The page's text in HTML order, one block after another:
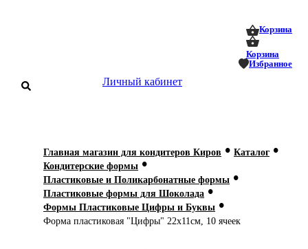
Корзина
Корзина
Избранное
Личный кабинет
Главная магазин для кондитеров Киров • Каталог •
Кондитерские формы •
Пластиковые и Поликарбонатные формы •
Пластиковые формы для Шоколада •
Формы Пластиковые Цифры и Буквы •
Форма пластиковая "Цифры" 22х11см, 10 ячеек